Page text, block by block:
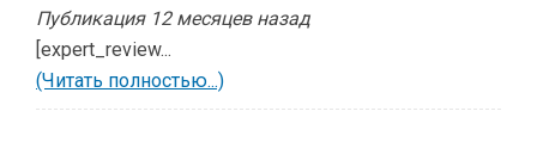
Публикация 12 месяцев назад
[expert_review...
(Читать полностью...)